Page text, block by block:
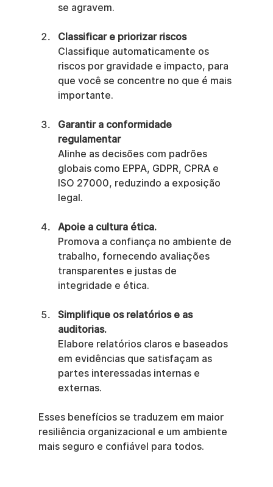
se agravem.
Classificar e priorizar riscos
Classifique automaticamente os
riscos por gravidade e impacto, para
que você se concentre no que é mais
importante.
Garantir a conformidade
regulamentar
Alinhe as decisões com padrões
globais como EPPA, GDPR, CPRA e
ISO 27000, reduzindo a exposição
legal.
Apoie a cultura ética.
Promova a confiança no ambiente de
trabalho, fornecendo avaliações
transparentes e justas de
integridade e ética.
Simplifique os relatórios e as
auditorias.
Elabore relatórios claros e baseados
em evidências que satisfaçam as
partes interessadas internas e
externas.
Esses benefícios se traduzem em maior
resiliência organizacional e um ambiente
mais seguro e confiável para todos.